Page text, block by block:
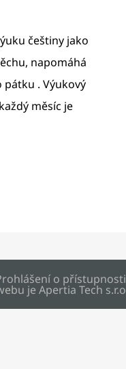
češtiny jako
napomáhá
. Výukový
měsíc je
o přístupnosti
jeApertia Tech s.r.o